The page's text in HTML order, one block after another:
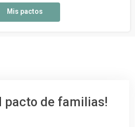
Mis pactos
pacto de familias!